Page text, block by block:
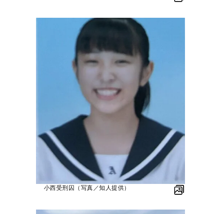
小西受刑囚（写真／知人提供）